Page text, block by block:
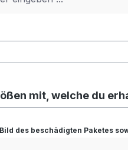
mit, welche du
des beschädigten Paketes